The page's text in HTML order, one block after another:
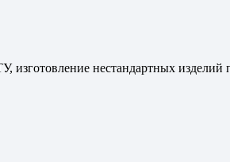
изготовление нестандартных